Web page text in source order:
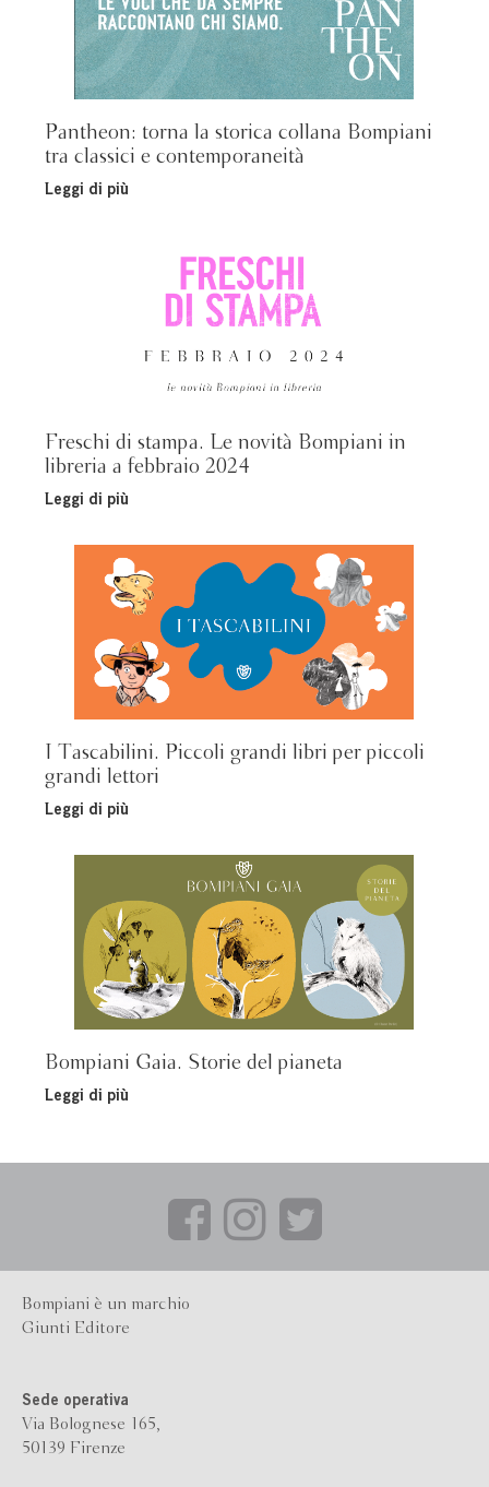
Pantheon: torna la storica collana Bompiani
tra classici e contemporaneità
Leggi di più
Freschi di stampa. Le novità Bompiani in
libreria a febbraio 2024
Leggi di più
I Tascabilini. Piccoli grandi libri per piccoli
grandi lettori
Leggi di più
Bompiani Gaia. Storie del pianeta
Leggi di più
Bompiani è un marchio
Giunti Editore
Sede operativa
Via Bolognese 165,
50139 Firenze